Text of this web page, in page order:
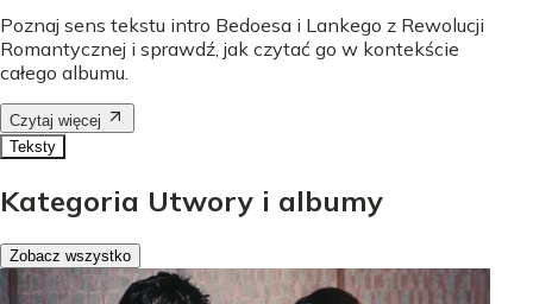
Poznaj sens tekstu intro Bedoesa i Lankego z Rewolucji
Romantycznej i sprawdź, jak czytać go w kontekście
całego albumu.
Czytaj więcej
Teksty
Kategoria Utwory i albumy
Zobacz wszystko